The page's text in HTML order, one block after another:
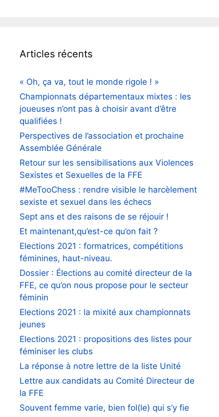
Articles récents
« Oh, ça va, tout le monde rigole ! »
Championnats départementaux mixtes : les
joueuses n’ont pas à choisir avant d’être
qualifiées !
Perspectives de l’association et prochaine
Assemblée Générale
Retour sur les sensibilisations aux Violences
Sexistes et Sexuelles de la FFE
#MeTooChess : rendre visible le harcèlement
sexiste et sexuel dans les échecs
Sept ans et des raisons de se réjouir !
Et maintenant,qu’est-ce qu’on fait ?
Elections 2021 : formatrices, compétitions
féminines, haut-niveau.
Dossier : Élections au comité directeur de la
FFE, ce qu’on nous propose pour le secteur
féminin
Elections 2021 : la mixité aux championnats
jeunes
Elections 2021 : propositions des listes pour
féminiser les clubs
La réponse à notre lettre de la liste Unité
Lettre aux candidats au Comité Directeur de
la FFE
Souvent femme varie, bien fol(le) qui s’y fie